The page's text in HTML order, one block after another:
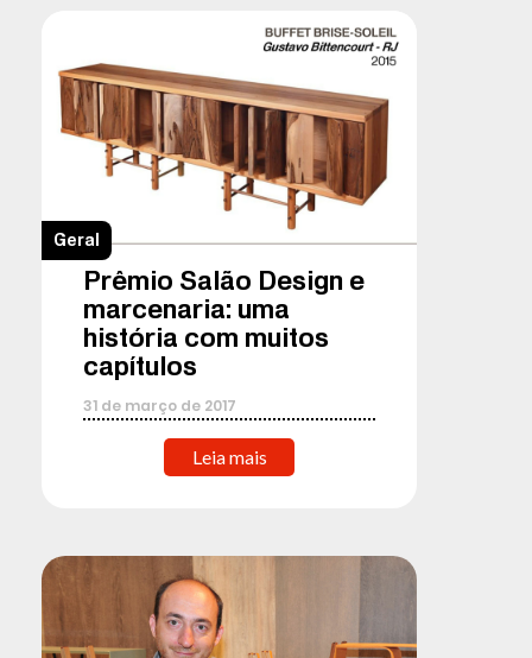
Geral
Prêmio Salão Design e
marcenaria: uma
história com muitos
capítulos
31 de março de 2017
Leia mais